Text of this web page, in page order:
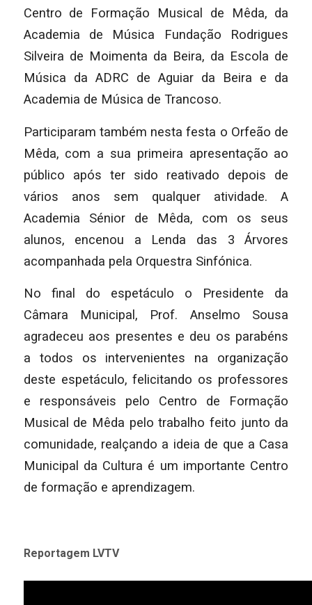
Centro de Formação Musical de Mêda, da
Academia de Música Fundação Rodrigues
Silveira de Moimenta da Beira, da Escola de
Música da ADRC de Aguiar da Beira e da
Academia de Música de Trancoso.
Participaram também nesta festa o Orfeão de
Mêda, com a sua primeira apresentação ao
público após ter sido reativado depois de
vários anos sem qualquer atividade. A
Academia Sénior de Mêda, com os seus
alunos, encenou a Lenda das 3 Árvores
acompanhada pela Orquestra Sinfónica.
No final do espetáculo o Presidente da
Câmara Municipal, Prof. Anselmo Sousa
agradeceu aos presentes e deu os parabéns
a todos os intervenientes na organização
deste espetáculo, felicitando os professores
e responsáveis pelo Centro de Formação
Musical de Mêda pelo trabalho feito junto da
comunidade, realçando a ideia de que a Casa
Municipal da Cultura é um importante Centro
de formação e aprendizagem.
Reportagem LVTV